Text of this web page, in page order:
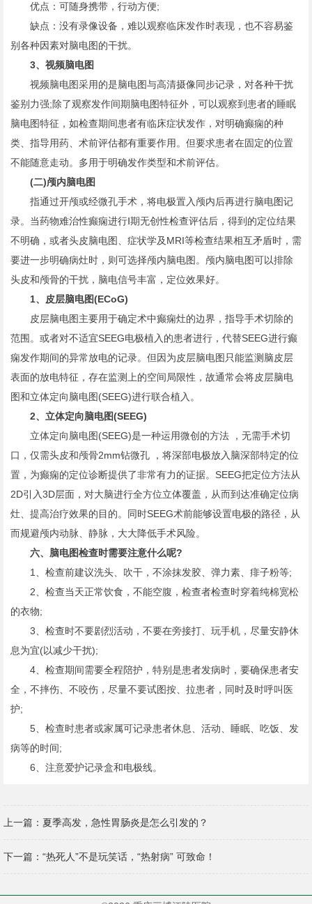
优点：可随身携带，行动方便;
缺点：没有录像设备，难以观察临床发作时表现，也不容易鉴
别各种因素对脑电图的干扰。
3、视频脑电图
视频脑电图采用的是脑电图与高清摄像同步记录，对各种干扰
鉴别力强;除了观察发作间期脑电图特征外，可以观察到患者的睡眠
脑电图特征，如检查期间患者有临床症状发作，对明确癫痫的种
类、指导用药、术前评估都有重要作用。但要求患者在固定的位置
不能随意走动。多用于明确发作类型和术前评估。
(二)颅内脑电图
指通过开颅或经微孔手术，将电极置入颅内后再进行脑电图记
录。当药物难治性癫痫进行Ⅰ期无创性检查评估后，得到的定位结果
不明确，或者头皮脑电图、症状学及MRI等检查结果相互矛盾时，需
要进一步明确病灶时，则可选择颅内脑电图。颅内脑电图可以排除
头皮和颅骨的干扰，脑电信号丰富，定位效果好。
1、皮层脑电图(ECoG)
皮层脑电图主要用于确定术中癫痫灶的边界，指导手术切除的
范围。或者对不适宜SEEG电极植入的患者进行，代替SEEG进行癫
痫发作期间的异常放电的记录。但因为皮层脑电图只能监测脑皮层
表面的放电特征，存在监测上的空间局限性，故通常会将皮层脑电
图和立体定向脑电图(SEEG)进行联合植入。
2、立体定向脑电图(SEEG)
立体定向脑电图(SEEG)是一种运用微创的方法 ，无需手术切
口，仅需头皮和颅骨2mm钻微孔 ，将深部电极放入脑深部特定的位
置，为癫痫的定位诊断提供了非常有力的证据。SEEG把定位方法从
2D引入3D层面，对大脑进行全方位立体覆盖，从而到达准确定位病
灶、提高治疗效果的目的。同时SEEG术前能够设置电极的路径，从
而规避颅内动脉、静脉，大大降低手术风险。
六、脑电图检查时需要注意什么呢?
1、检查前建议洗头、吹干，不涂抹发胶、弹力素、痱子粉等;
2、检查当天正常饮食，不能空腹，检查者检查时穿着纯棉宽松
的衣物;
3、检查时不要剧烈活动，不要在旁接打、玩手机，尽量安静休
息为宜(以减少干扰);
4、检查期间需要全程陪护，特别是患者发病时，要确保患者安
全，不摔伤、不咬伤，尽量不要试图按、拉患者，同时及时呼叫医
护;
5、检查时患者或家属可记录患者休息、活动、睡眠、吃饭、发
病等的时间;
6、注意爱护记录盒和电极线。
上一篇： 夏季高发，急性胃肠炎是怎么引发的？
下一篇： “热死人”不是玩笑话，“热射病” 可致命！